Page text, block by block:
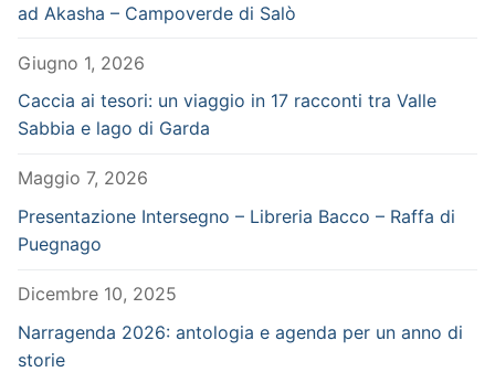
ad Akasha – Campoverde di Salò
Giugno 1, 2026
Caccia ai tesori: un viaggio in 17 racconti tra Valle
Sabbia e lago di Garda
Maggio 7, 2026
Presentazione Intersegno – Libreria Bacco – Raffa di
Puegnago
Dicembre 10, 2025
Narragenda 2026: antologia e agenda per un anno di
storie